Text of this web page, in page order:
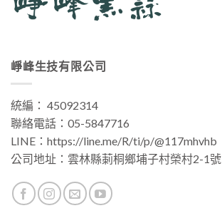
崢峰生技有限公司
統編： 45092314
聯絡電話： 05-5847716
LINE： https://line.me/R/ti/p/@117mhvhb
公司地址： 雲林縣莿桐鄉埔子村榮村2-1號